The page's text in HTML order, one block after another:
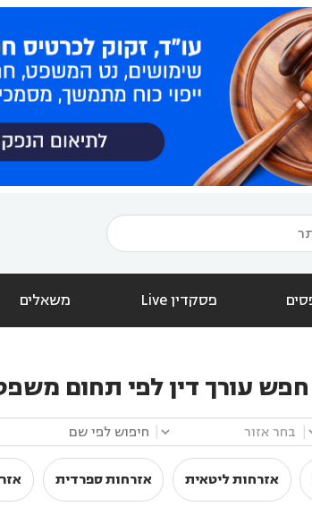
פסקדין Live משאלים
חפש עורך דין לפי תחום
אזרחות ליטאית אזרחות ספרדית